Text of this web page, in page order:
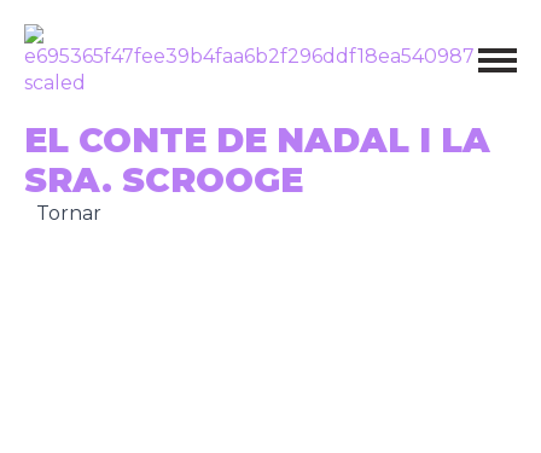
EL CONTE DE NADAL I LA
SRA. SCROOGE
Tornar